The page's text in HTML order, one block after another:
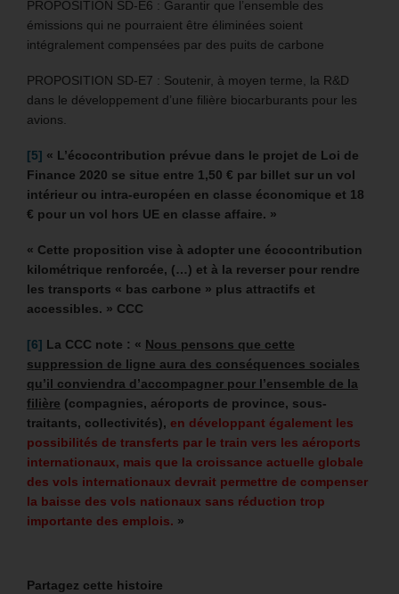
PROPOSITION SD-E6 : Garantir que l’ensemble des
émissions qui ne pourraient être éliminées soient
intégralement compensées par des puits de carbone
PROPOSITION SD-E7 : Soutenir, à moyen terme, la R&D
dans le développement d’une filière biocarburants pour les
avions.
[5] « L’écocontribution prévue dans le projet de Loi de
Finance 2020 se situe entre 1,50 € par billet sur un vol
intérieur ou intra-européen en classe économique et 18
€ pour un vol hors UE en classe affaire. »
« Cette proposition vise à adopter une écocontribution
kilométrique renforcée, (…) et à la reverser pour rendre
les transports « bas carbone » plus attractifs et
accessibles. » CCC
[6] La CCC note : « Nous pensons que cette
suppression de ligne aura des conséquences sociales
qu’il conviendra d’accompagner pour l’ensemble de la
filière (compagnies, aéroports de province, sous-
traitants, collectivités), en développant également les
possibilités de transferts par le train vers les aéroports
internationaux, mais que la croissance actuelle globale
des vols internationaux devrait permettre de compenser
la baisse des vols nationaux sans réduction trop
importante des emplois. »
Partagez cette histoire